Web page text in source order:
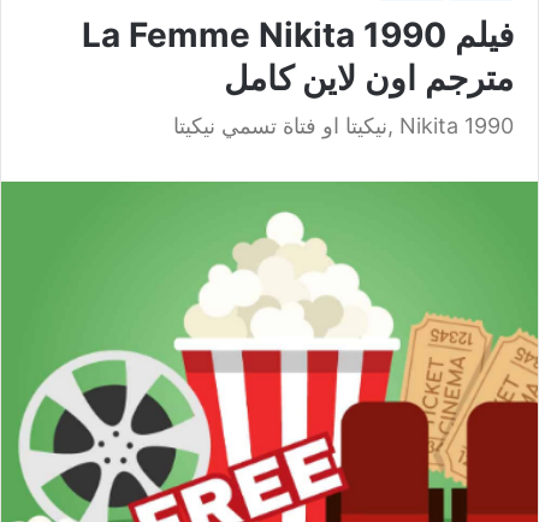
فيلم La Femme Nikita 1990
مترجم اون لاين كامل
Nikita 1990 ,نيكيتا او فتاة تسمي نيكيتا